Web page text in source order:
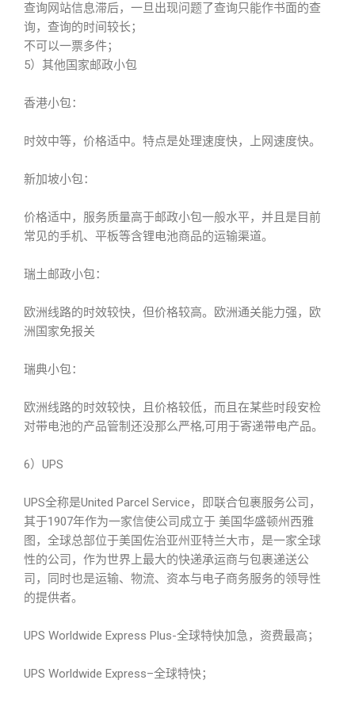
查询网站信息滞后，一旦出现问题了查询只能作书面的查
询，查询的时间较长；
不可以一票多件；
5）其他国家邮政小包
香港小包：
时效中等，价格适中。特点是处理速度快，上网速度快。
新加坡小包：
价格适中，服务质量高于邮政小包一般水平，并且是目前
常见的手机、平板等含锂电池商品的运输渠道。
瑞土邮政小包：
欧洲线路的时效较快，但价格较高。欧洲通关能力强，欧
洲国家免报关
瑞典小包：
欧洲线路的时效较快，且价格较低，而且在某些时段安检
对带电池的产品管制还没那么严格,可用于寄递带电产品。
6）UPS
UPS全称是United Parcel Service，即联合包裹服务公司，
其于1907年作为一家信使公司成立于 美国华盛顿州西雅
图，全球总部位于美国佐治亚州亚特兰大市，是一家全球
性的公司，作为世界上最大的快递承运商与包裹递送公
司，同时也是运输、物流、资本与电子商务服务的领导性
的提供者。
UPS Worldwide Express Plus-全球特快加急，资费最高；
UPS Worldwide Express–全球特快；